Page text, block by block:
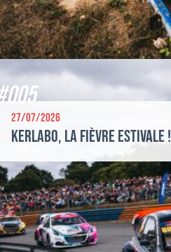
27/07/2026
Kerlabo, la fièvre estivale !